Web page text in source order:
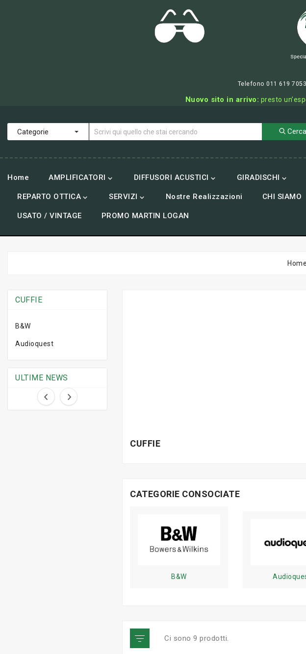
Telefono 011 619 7053
Nuovo sito in arrivo: presto
Cerca
Home AMPLIFICATORI  DIFFUSORI ACUSTICI  GIRADISCHI 
REPARTO OTTICA  SERVIZI  Nostre Realizzazioni CHI SIAMO
USATO / VINTAGE PROMO MARTIN LOGAN
Home
CUFFIE
B&W
Audioquest
ULTIME NEWS
CUFFIE
CATEGORIE CONSOCIATE
B&W
Ci sono 9 prodotti.